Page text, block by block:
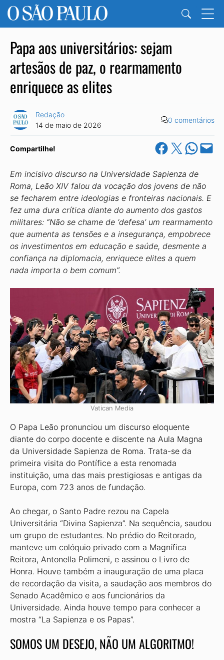
Papa aos universitários: sejam
artesãos de paz, o rearmamento
enriquece as elites
Redação
14 de maio de 2026
0 comentários
Compartilhe! Share on Facebook
Share on X Share on
Email this
Em incisivo discurso na Universidade Sapienza de
Roma, Leão XIV falou da vocação dos jovens de não
se fecharem entre ideologias e fronteiras nacionais. E
fez uma dura crítica diante do aumento dos gastos
militares: “Não se chame de ‘defesa’ um rearmamento
que aumenta as tensões e a insegurança, empobrece
os investimentos em educação e saúde, desmente a
confiança na diplomacia, enriquece elites a quem
nada importa o bem comum”.
Vatican Media
O Papa Leão pronunciou um discurso eloquente
diante do corpo docente e discente na Aula Magna
da Universidade Sapienza de Roma. Trata-se da
primeira visita do Pontífice a esta renomada
instituição, uma das mais prestigiosas e antigas da
Europa, com 723 anos de fundação.
Ao chegar, o Santo Padre rezou na Capela
Universitária “Divina Sapienza”. Na sequência, saudou
um grupo de estudantes. No prédio do Reitorado,
manteve um colóquio privado com a Magnífica
Reitora, Antonella Polimeni, e assinou o Livro de
Honra. Houve também a inauguração de uma placa
de recordação da visita, a saudação aos membros do
Senado Acadêmico e aos funcionários da
Universidade. Ainda houve tempo para conhecer a
mostra “La Sapienza e os Papas”.
SOMOS UM DESEJO, NÃO UM ALGORITMO!